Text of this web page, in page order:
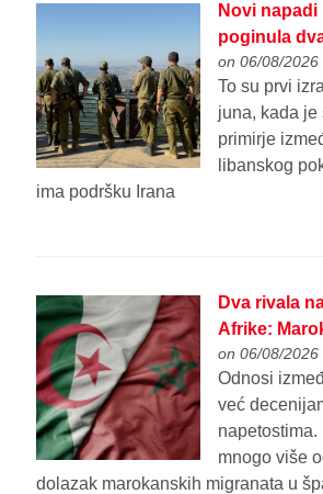
Novi
poginula
on 06/08/2026
To su prvi
juna, kada je
primirje
libanskog
ima podršku Irana
Dva rivala
Afrike:
on 06/08/2026
Odnosi
već
mnogo više
dolazak marokanskih migranata u